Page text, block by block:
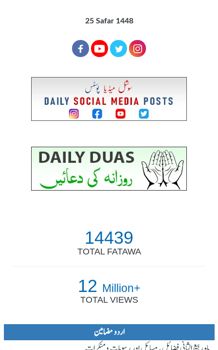
25 Safar 1448
14439
TOTAL FATAWA
12 Million+
TOTAL VIEWS
اردو مضامین